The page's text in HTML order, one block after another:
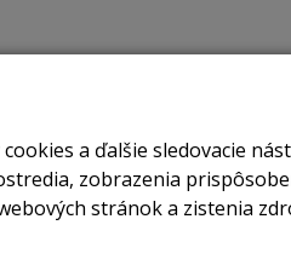
a ďalšie sledovacie
zobrazenia
stránok a zistenia